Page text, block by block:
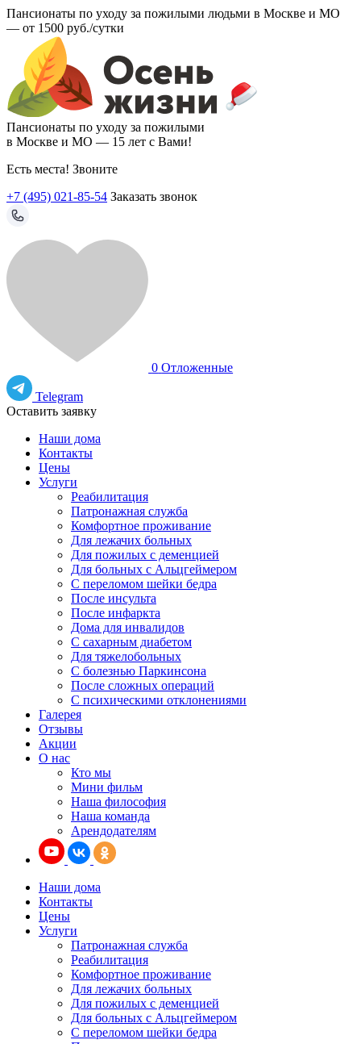
Пансионаты по уходу за пожилыми людьми в Москве и МО
— от 1500 руб./сутки
Пансионаты по уходу за пожилыми
в Москве и МО — 15 лет с Вами!
Есть места! Звоните
+7 (495) 021-85-54 Заказать звонок
0 Отложенные
Telegram
Оставить заявку
Наши дома
Контакты
Цены
Услуги
Реабилитация
Патронажная служба
Комфортное проживание
Для лежачих больных
Для пожилых с деменцией
Для больных с Альцгеймером
С переломом шейки бедра
После инсульта
После инфаркта
Дома для инвалидов
С сахарным диабетом
Для тяжелобольных
С болезнью Паркинсона
После сложных операций
С психическими отклонениями
Галерея
Отзывы
Акции
О нас
Кто мы
Мини фильм
Наша философия
Наша команда
Арендодателям
Наши дома
Контакты
Цены
Услуги
Патронажная служба
Реабилитация
Комфортное проживание
Для лежачих больных
Для пожилых с деменцией
Для больных с Альцгеймером
С переломом шейки бедра